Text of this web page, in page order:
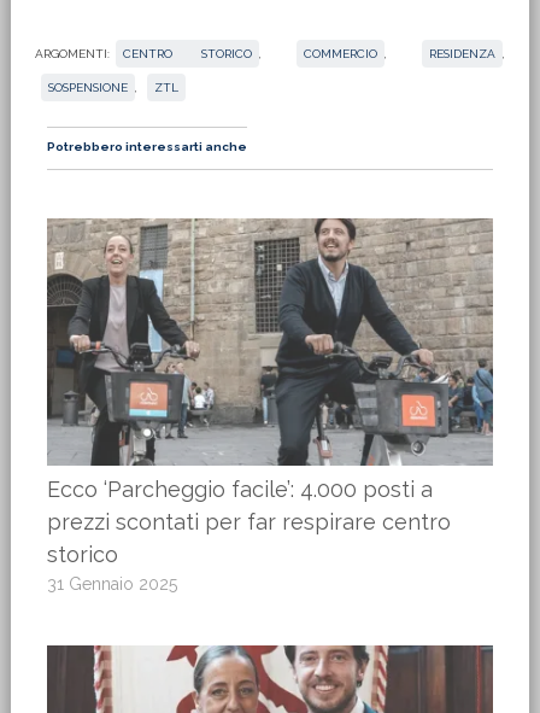
ARGOMENTI: CENTRO STORICO COMMERCIO RESIDENZA
SOSPENSIONE ZTL
Potrebbero interessarti anche
Ecco ‘Parcheggio facile’: 4.000 posti a
prezzi scontati per far respirare centro
storico
31 Gennaio 2025